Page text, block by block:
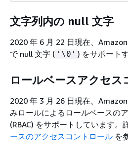
文字列内の null 文字
2020 年 6 月 22 日現在、
で null 文字 ( '\0' ) をサポート
ロールベースアクセス
2020 年 3 月 26 日現在、
みロールによるロールベースの
(RBAC) をサポートしています。
ースのアクセスコントロール を